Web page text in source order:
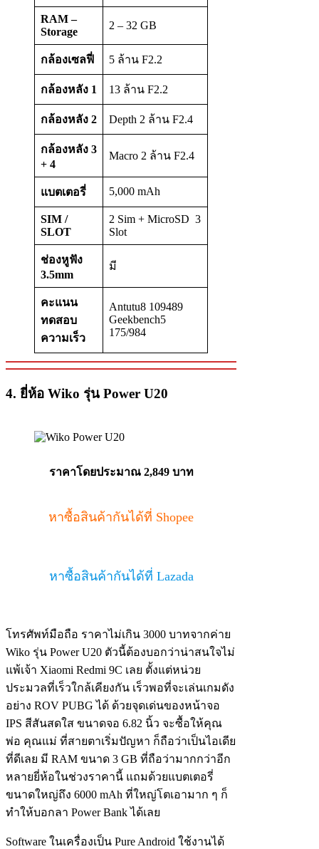
RAM –
Storage
2 – 32 GB
กล้องเซลฟี่ 5 ล้าน F2.2
กล้องหลัง 1 13 ล้าน F2.2
กล้องหลัง 2 Depth 2 ล้าน F2.4
กล้องหลัง 3
+ 4
Macro 2 ล้าน F2.4
แบตเตอรี่ 5,000 mAh
SIM /
SLOT
2 Sim + MicroSD 3
Slot
ช่องหูฟัง
3.5mm
มี
คะแนน
ทดสอบ
ความเร็ว
Antutu8 109489
Geekbench5
175/984
4. ยี่ห้อ Wiko รุ่น Power U20
ราคาโดยประมาณ 2,849 บาท
หาซื้อสินค้ากันได้ที่ Shopee
หาซื้อสินค้ากันได้ที่ Lazada
โทรศัพท์มือถือ ราคาไม่เกิน 3000 บาทจากค่าย
Wiko รุ่น Power U20 ตัวนี้ต้องบอกว่าน่าสนใจไม่
แพ้เจ้า Xiaomi Redmi 9C เลย ตั้งแต่หน่วย
ประมวลที่เร็วใกล้เคียงกัน เร็วพอที่จะเล่นเกมดัง
อย่าง ROV PUBG ได้ ด้วยจุดเด่นของหน้าจอ
IPS สีสันสดใส ขนาดจอ 6.82 นิ้ว จะซื้อให้คุณ
พ่อ คุณแม่ ที่สายตาเริ่มปัญหา ก็ถือว่าเป็นไอเดีย
ที่ดีเลย มี RAM ขนาด 3 GB ที่ถือว่ามากกว่าอีก
หลายยี่ห้อในช่วงราคานี้ แถมด้วยแบตเตอรี่
ขนาดใหญ่ถึง 6000 mAh ที่ใหญ่โตเอามาก ๆ ก็
ทำให้บอกลา Power Bank ได้เลย
Software ในเครื่องเป็น Pure Android ใช้งานได้